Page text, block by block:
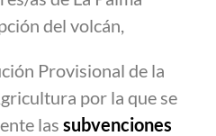
del volcán,
Provisional de la
por la que se
las subvenciones